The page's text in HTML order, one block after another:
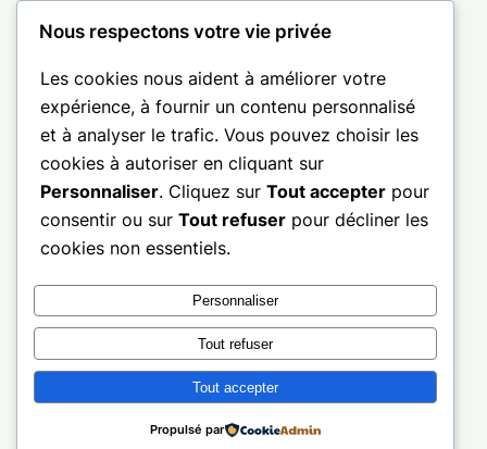
Informations
Facebook
LinkedIn
© 2026 – Bretagne sud – Golfe du Morbihan
Site indépendant consacré à la valorisation
de la nature, du patrimoine et des territoires
de Bretagne Sud
Nous respectons votre vie privée
Les cookies nous aident à améliorer votre
expérience, à fournir un contenu personnalisé
et à analyser le trafic. Vous pouvez choisir les
cookies à autoriser en cliquant sur
Personnaliser. Cliquez sur Tout accepter pour
consentir ou sur Tout refuser pour décliner les
cookies non essentiels.
Personnaliser
Tout refuser
Tout accepter
Propulsé par